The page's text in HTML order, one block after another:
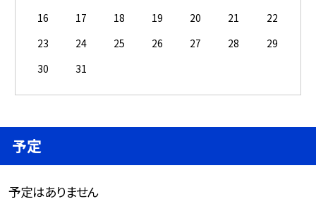
16
17 18 19 20 21
22
23
24 25 26 27 28
29
30
31
予定
予定はありません